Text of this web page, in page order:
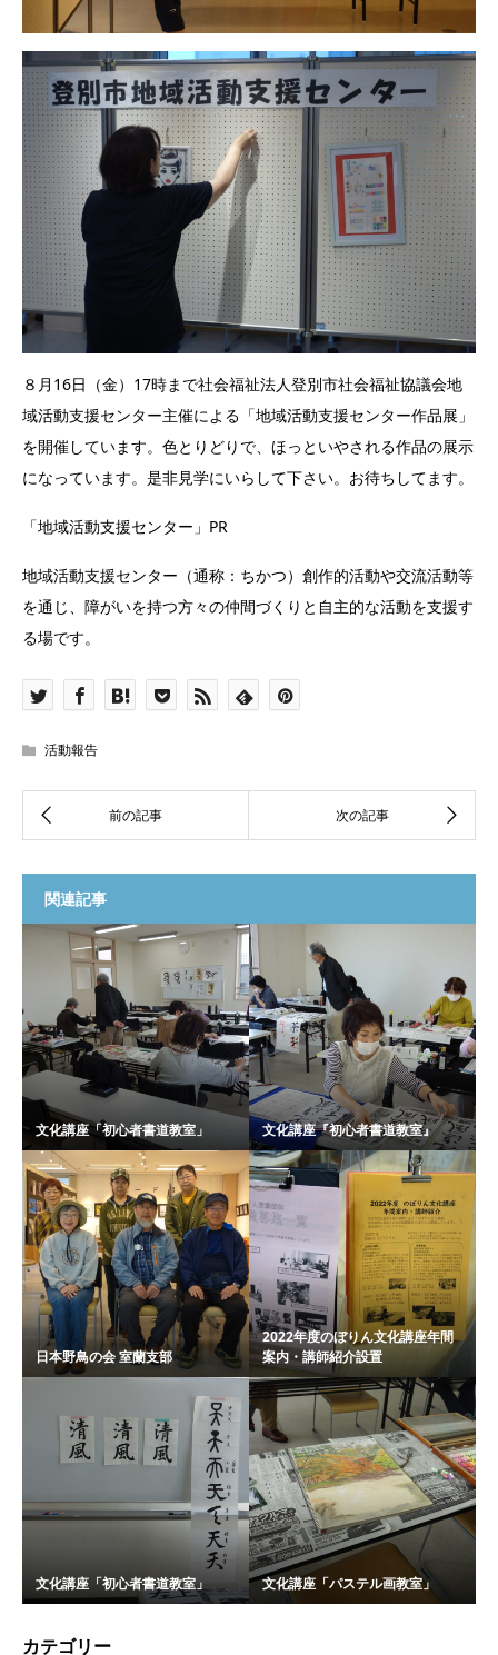
８月16日（金）17時まで社会福祉法人登別市社会福祉協議会地
域活動支援センター主催による「地域活動支援センター作品展」
を開催しています。色とりどりで、ほっといやされる作品の展示
になっています。是非見学にいらして下さい。お待ちしてます。
「地域活動支援センター」PR
地域活動支援センター（通称：ちかつ）創作的活動や交流活動等
を通じ、障がいを持つ方々の仲間づくりと自主的な活動を支援す
る場です。
活動報告
関連記事
文化講座「初心者書道教室」 文化講座『初心者書道教室』
日本野鳥の会 室蘭支部
2022年度のぼりん文化講座年間
案内・講師紹介設置
文化講座「初心者書道教室」 文化講座「パステル画教室」
カテゴリー